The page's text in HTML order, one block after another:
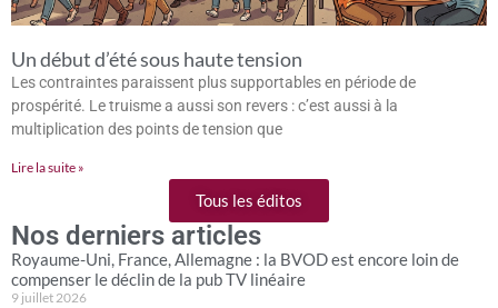
Un début d’été sous haute tension
Les contraintes paraissent plus supportables en période de
prospérité. Le truisme a aussi son revers : c’est aussi à la
multiplication des points de tension que
Lire la suite »
Tous les éditos
Nos derniers articles
Royaume-Uni, France, Allemagne : la BVOD est encore loin de
compenser le déclin de la pub TV linéaire
9 juillet 2026